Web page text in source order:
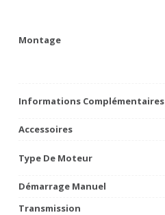
Montage
Informations Complémentaires
Accessoires
Type De Moteur
Démarrage Manuel
Transmission